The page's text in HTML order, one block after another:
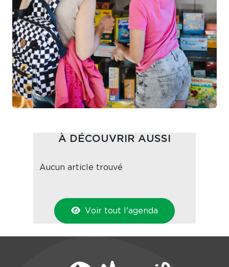
À DÉCOUVRIR AUSSI
Aucun article trouvé
Voir tout l'agenda